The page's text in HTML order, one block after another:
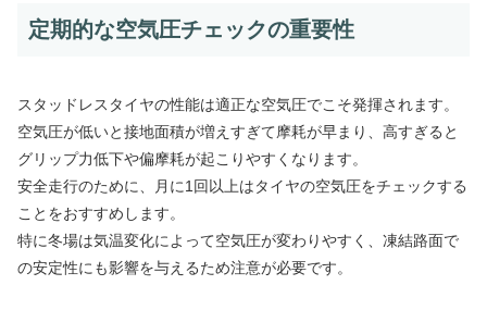
定期的な空気圧チェックの重要性
スタッドレスタイヤの性能は適正な空気圧でこそ発揮されます。
空気圧が低いと接地面積が増えすぎて摩耗が早まり、高すぎると
グリップ力低下や偏摩耗が起こりやすくなります。
安全走行のために、月に1回以上はタイヤの空気圧をチェックする
ことをおすすめします。
特に冬場は気温変化によって空気圧が変わりやすく、凍結路面で
の安定性にも影響を与えるため注意が必要です。